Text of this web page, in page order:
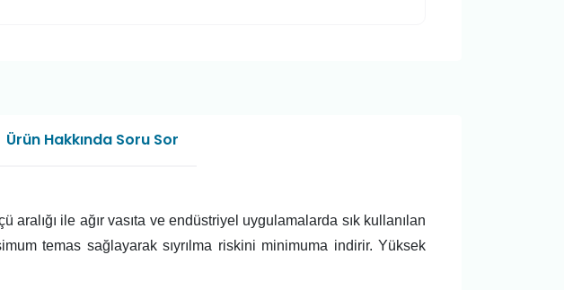
Ürün Hakkında Soru Sor
aralığı ile ağır vasıta ve endüstriyel uygulamalarda sık kullanılan
temas sağlayarak sıyrılma riskini minimuma indirir. Yüksek